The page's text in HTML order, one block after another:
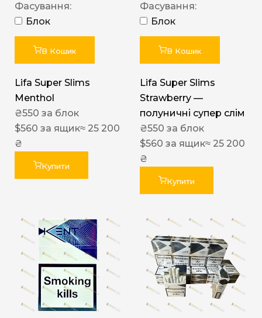
Фасування:
Блок
В Кошик
Lifa Super Slims
Menthol
₴550 за блок
$560 за ящик≈ 25 200
₴
Купити
Фасування:
Блок
В Кошик
Lifa Super Slims
Strawberry —
полуничні супер слім
₴550 за блок
$560 за ящик≈ 25 200
₴
Купити